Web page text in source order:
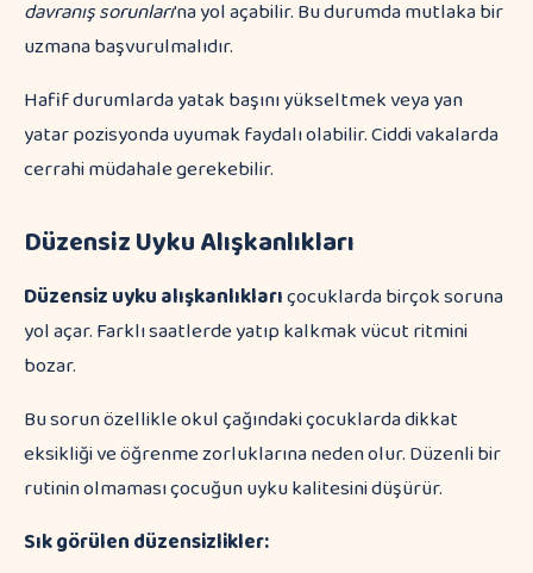
davranış sorunları'na yol açabilir. Bu durumda mutlaka bir
uzmana başvurulmalıdır.
Hafif durumlarda yatak başını yükseltmek veya yan
yatar pozisyonda uyumak faydalı olabilir. Ciddi vakalarda
cerrahi müdahale gerekebilir.
Düzensiz Uyku Alışkanlıkları
Düzensiz uyku alışkanlıklarıçocuklarda birçok soruna
yol açar. Farklı saatlerde yatıp kalkmak vücut ritmini
bozar.
Bu sorun özellikle okul çağındaki çocuklarda dikkat
eksikliği ve öğrenme zorluklarına neden olur. Düzenli bir
rutinin olmaması çocuğun uyku kalitesini düşürür.
Sık görülen düzensizlikler: